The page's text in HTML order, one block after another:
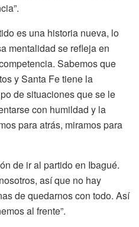
es una historia nueva, lo
mentalidad se refleja en
Sabemos que
y Santa Fe tiene la
de situaciones que se le
con humildad y la
para atrás, miramos para
de ir al partido en Ibagué.
así que no hay
de quedarnos con todo. Así
al frente”.